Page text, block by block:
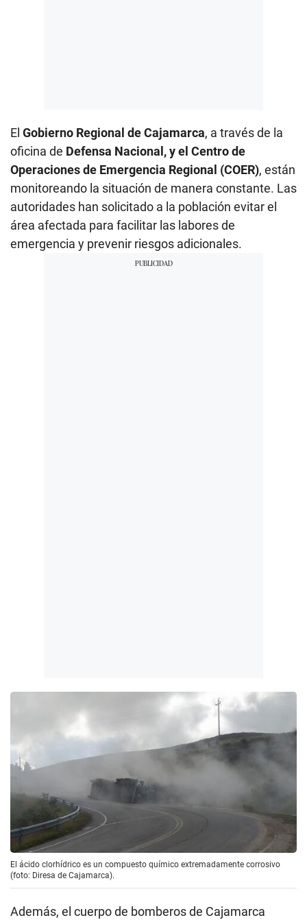
El Gobierno Regional de Cajamarca, a través de la
oficina de Defensa Nacional, y el Centro de
Operaciones de Emergencia Regional (COER), están
monitoreando la situación de manera constante. Las
autoridades han solicitado a la población evitar el
área afectada para facilitar las labores de
emergencia y prevenir riesgos adicionales.
El ácido clorhídrico es un compuesto químico extremadamente corrosivo
(foto: Diresa de Cajamarca).
Además, el cuerpo de bomberos de Cajamarca